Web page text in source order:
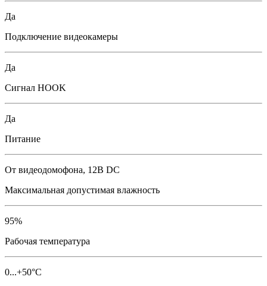
Да
Подключение видеокамеры
Да
Сигнал HOOK
Да
Питание
От видеодомофона, 12В DC
Максимальная допустимая влажность
95%
Рабочая температура
0...+50°С